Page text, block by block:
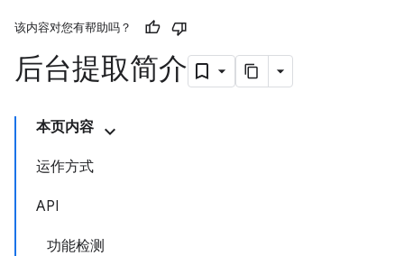
该内容对您有帮助吗？
后台提取简介
本页内容
运作方式
API
功能检测